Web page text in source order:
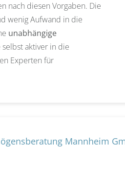
nach diesen Vorgaben. Die
wenig Aufwand in die
unabhängige
aktiver in die
Experten für
Mannheim